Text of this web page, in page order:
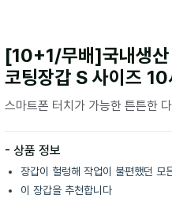
[10+1/무배]국내생
코팅장갑 S 사이즈 10
스마트폰 터치가 가능한 튼튼한
- 상품 정보
장갑이 헐렁해 작업이 불편했던 모
이 장갑을 추천합니다